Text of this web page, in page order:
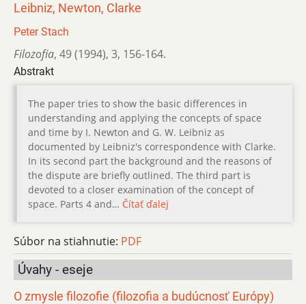
Leibniz, Newton, Clarke
Peter Stach
Filozofia, 49 (1994), 3, 156-164.
Abstrakt
The paper tries to show the basic differences in
understanding and applying the concepts of space
and time by I. Newton and G. W. Leibniz as
documented by Leibniz's correspondence with Clarke.
In its second part the background and the reasons of
the dispute are briefly outlined. The third part is
devoted to a closer examination of the concept of
space. Parts 4 and… Čítať ďalej
Súbor na stiahnutie: PDF
Úvahy - eseje
O zmysle filozofie (filozofia a budúcnosť Európy)